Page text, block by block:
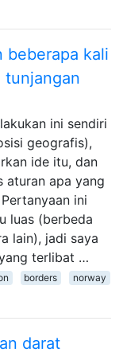
beberapa kali
tunjangan
ini sendiri
geografis),
ide itu, dan
aturan apa yang
ini
luas (berbeda
lain), jadi saya
terlibat …
borders
norway
darat